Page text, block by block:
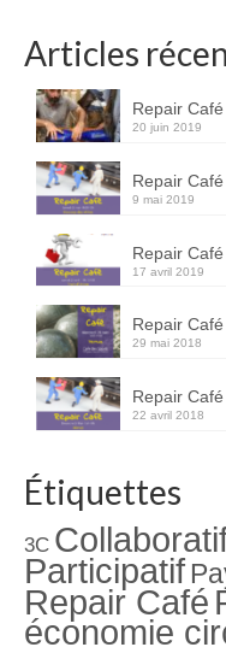
Agenda
Contact
Articles
Repair
20 juin 2019
Repair
9 mai 2019
Repair
17 avril 2019
Repair
29 mai 2018
Repair
22 avril 2018
Étiquettes
3C
Participatif
Repair Café
économie